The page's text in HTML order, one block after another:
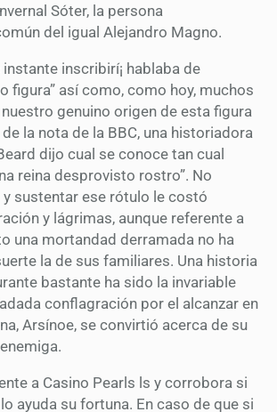
Sóter, la persona
del igual Alejandro Magno.
instante inscribirí¡ hablaba de
figura” así­ como, como hoy, muchos
genuino origen de esta figura
la nota de la BBC, una historiadora
dijo cual se conoce tan cual
reina desprovisto rostro”. No
sustentar ese rótulo le costó
y lágrimas, aunque referente a
una mortandad derramada no ha
la de sus familiares. Una historia
bastante ha sido la invariable
conflagración por el alcanzar en
Arsínoe, se convirtió acerca de su
a Casino Pearls ls y corrobora si
ayuda su fortuna. En caso de que si